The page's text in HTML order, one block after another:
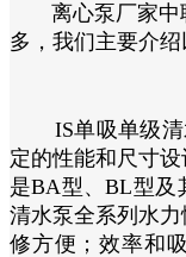
离心泵厂家中
多，我们主要介绍
IS单吸单级清
定的性能和尺寸
是BA型、BL型及
清水泵全系列水
修方便；效率和